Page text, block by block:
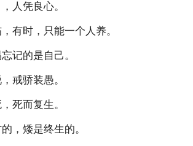
人凭良心。
有时，只能一个人养。
记的是自己。
戒骄装愚。
死而复生。
，矮是终生的。